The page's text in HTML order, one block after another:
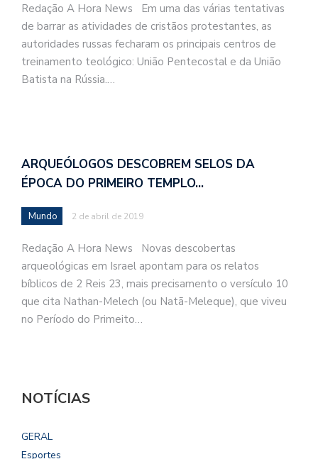
Redação A Hora News Em uma das várias tentativas
de barrar as atividades de cristãos protestantes, as
autoridades russas fecharam os principais centros de
treinamento teológico: União Pentecostal e da União
Batista na Rússia.…
ARQUEÓLOGOS DESCOBREM SELOS DA
ÉPOCA DO PRIMEIRO TEMPLO…
Mundo 2 de abril de 2019
Redação A Hora News Novas descobertas
arqueológicas em Israel apontam para os relatos
bíblicos de 2 Reis 23, mais precisamento o versículo 10
que cita Nathan-Melech (ou Natã-Meleque), que viveu
no Período do Primeito…
NOTÍCIAS
GERAL
Esportes